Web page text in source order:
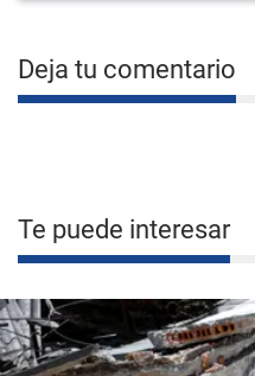
Deja tu comentario
Te puede interesar